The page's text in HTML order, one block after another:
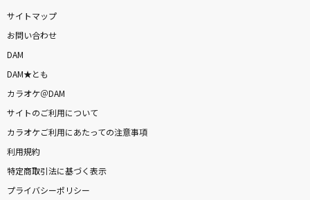
友達のうた
倉橋ヨエコ
うめき
ヨルシカ
I'm a mess
サイトマップ
お問い合わせ
DAM
DAM★とも
カラオケ＠DAM
サイトのご利用について
カラオケご利用にあたっての注意事項
利用規約
特定商取引法に基づく表示
プライバシーポリシー